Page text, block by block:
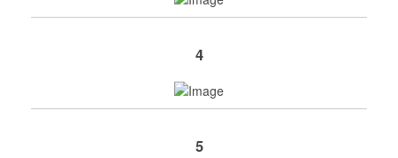
4
5